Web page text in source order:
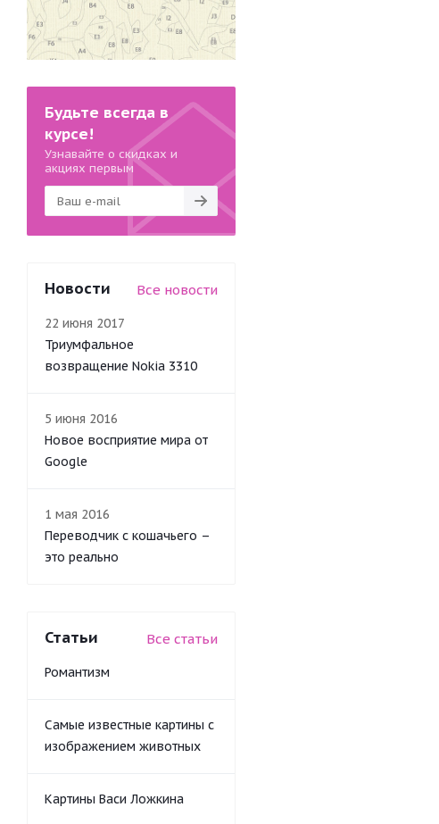
Будьте всегда в
курсе!
Узнавайте о скидках и
акциях первым
Новости Все новости
22 июня 2017
Триумфальное
возвращение Nokia 3310
5 июня 2016
Новое восприятие мира от
Google
1 мая 2016
Переводчик с кошачьего –
это реально
Статьи Все статьи
Романтизм
Самые известные картины с
изображением животных
Картины Васи Ложкина